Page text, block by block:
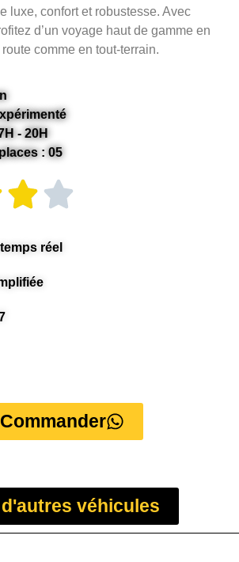
luxe, confort et robustesse. Avec
d’un voyage haut de gamme en
comme en tout-terrain.
- 20H
: 05
réel
Commander
véhicules